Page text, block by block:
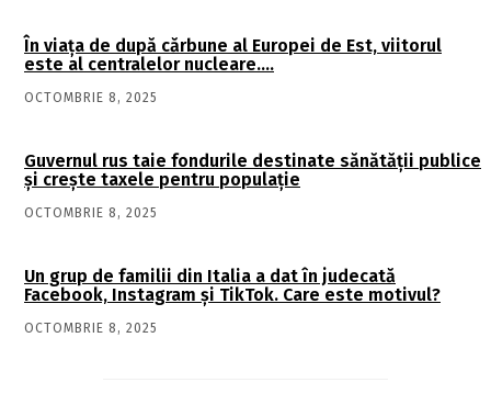
În viaţa de după cărbune al Europei de Est, viitorul
este al centralelor nucleare….
OCTOMBRIE 8, 2025
Guvernul rus taie fondurile destinate sănătății publice
și crește taxele pentru populație
OCTOMBRIE 8, 2025
Un grup de familii din Italia a dat în judecată
Facebook, Instagram și TikTok. Care este motivul?
OCTOMBRIE 8, 2025